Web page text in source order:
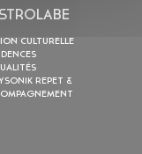
CULTURELLE
REPET &